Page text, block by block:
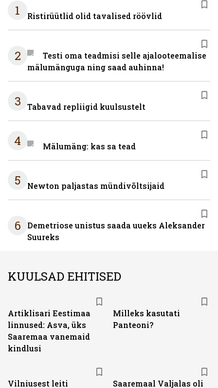
1 Ristirüütlid olid tavalised röövlid
2
Testi oma teadmisi selle ajalooteemalise
mälumänguga ning saad auhinna!
3 Tabavad repliigid kuulsustelt
4 Mälumäng: kas sa tead
5 Newton paljastas mündivõltsijaid
6
Demetriose unistus saada uueks Aleksander
Suureks
KUULSAD EHITISED
Artiklisari Eestimaa
linnused: Asva, üks
Saaremaa vanemaid
kindlusi
Milleks kasutati
Panteoni?
Vilniusest leiti
Saaremaal Valjalas oli